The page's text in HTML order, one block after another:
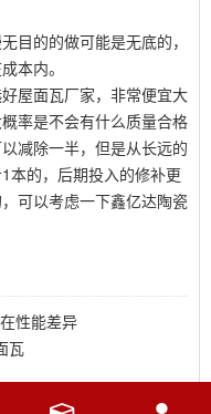
目的的做可能是无底的，
本内。
屋面瓦厂家，非常便宜大
率是不会有什么质量合格
减除一半，但是从长远的
本的，后期投入的修补更
可以考虑一下鑫亿达陶瓷
性能差异
瓦